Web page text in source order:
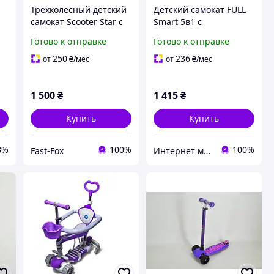
Трехколесный детский
самокат Scooter Star с
платформы,колеса
светятся от 2 до 6 лет
Готово к отправке
от250 ₴/мес
1 500 ₴
Купить
Fast-Fox 100%
Детский самокат FULL
Smart 5в1 с
сиденьем, бортиком и
двойными колесами.
Готово к отправке
от236₴/мес
1 415₴
Купить
Интернет магазин "Zabawki" 100%